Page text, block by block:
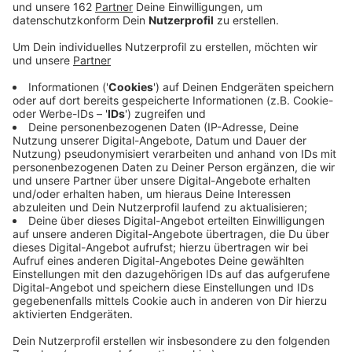
Veröffentlicht:Montag, 18.11.2024 13:01
Der Fernwärmeverbund Niederrhein und Thyssenkrupp
wollen Abwärme aus der Industrie nutzen, um damit
Wohnhäuser zu heizen. Beide haben eine
Absichtserklärung unterschrieben, in der sie sich
verpflichten Anlagen darauf zu prüfen, ob die
überschüssige Energie genutzt werden kann unter
anderem in der Wasserwirtschaft Beeckerwerth.
Damit könnten bis zu 7.000 Haushalte klimaneutral
heizen.
Auch im Sommer soll die Abwärme genutzt werden.
Kälte für die Klimatisierung umsetzen kann. Dazu